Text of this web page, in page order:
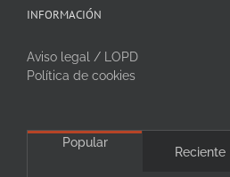
INFORMACIÓN
Aviso legal / LOPD
Política de cookies
Popular
Reciente